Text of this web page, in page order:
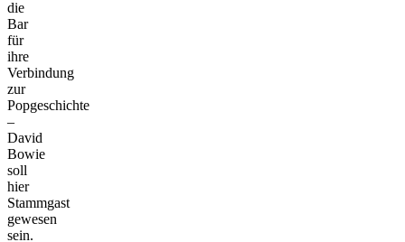
die
Bar
für
ihre
Verbindung
zur
Popgeschichte
–
David
Bowie
soll
hier
Stammgast
gewesen
sein.